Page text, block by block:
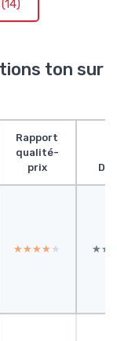
ton sur
Rapport
qualité-
prix
★★★★★
★★★★★